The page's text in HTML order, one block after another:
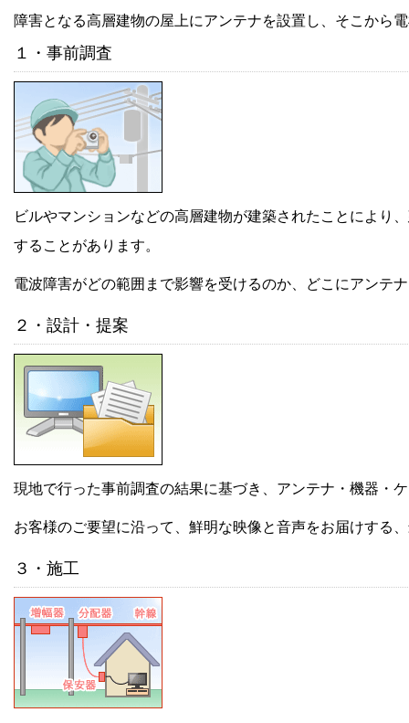
障害となる高層建物の屋上にアンテナを設置し、そこから
１・事前調査
ビルやマンションなどの高層建物が建築されたことにより
することがあります。
電波障害がどの範囲まで影響を受けるのか、どこにアンテ
２・設計・提案
現地で行った事前調査の結果に基づき、アンテナ・機器・
お客様のご要望に沿って、鮮明な映像と音声をお届けする
３・施工